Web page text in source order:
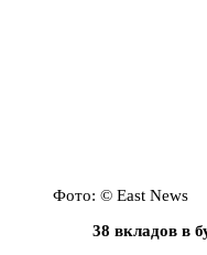
Фото: © East News
38 вкладов в